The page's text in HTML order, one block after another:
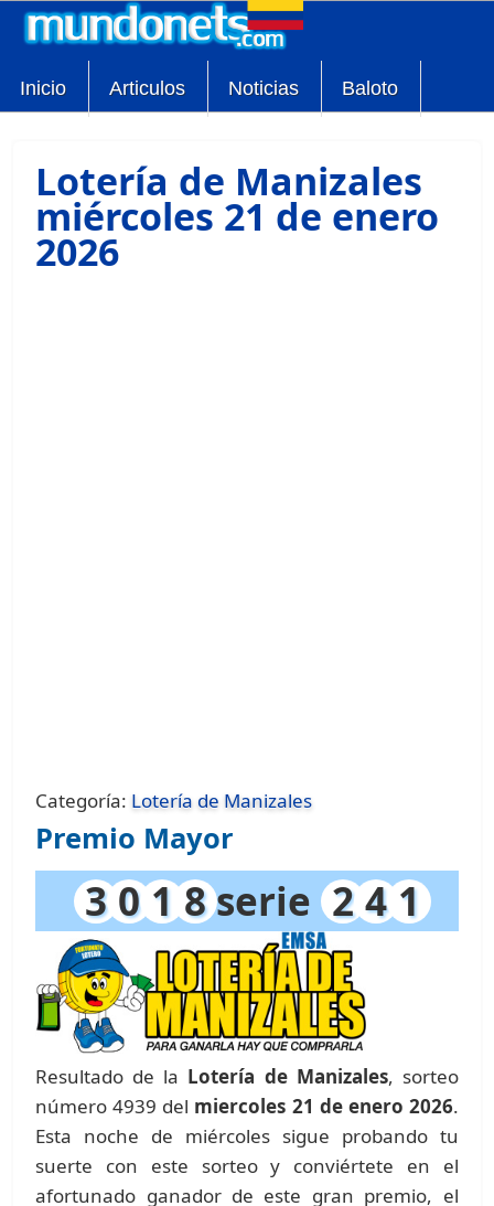
Inicio Articulos Noticias Baloto
Lotería de Manizales
miércoles 21 de enero
2026
Categoría: Lotería de Manizales
Premio Mayor
3 0 1 8serie 2 4 1
Resultado de la Lotería de Manizales, sorteo
número 4939 del miercoles 21 de enero 2026.
Esta noche de miércoles sigue probando tu
suerte con este sorteo y conviértete en el
afortunado ganador de este gran premio, el